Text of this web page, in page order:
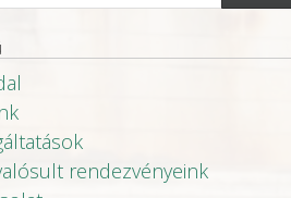
rendezvényeink